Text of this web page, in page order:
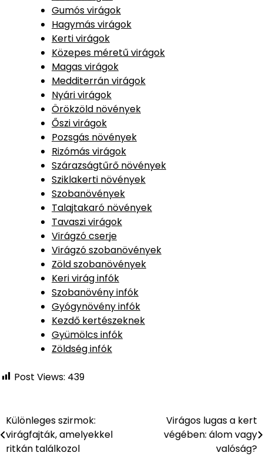
Gumós virágok
Hagymás virágok
Kerti virágok
Közepes méretű virágok
Magas virágok
Medditerrán virágok
Nyári virágok
Örökzöld növények
Őszi virágok
Pozsgás növények
Rizómás virágok
Szárazságtűrő növények
Sziklakerti növények
Szobanövények
Talajtakaró növények
Tavaszi virágok
Virágzó cserje
Virágzó szobanövények
Zöld szobanövények
Keri virág infók
Szobanövény infók
Gyógynövény infók
Kezdő kertészeknek
Gyümölcs infók
Zöldség infók
Post Views: 439
Bejegyzés
navigáció
Különleges szirmok:
virágfajták, amelyekkel
ritkán találkozol
Virágos lugas a kert
végében: álom vagy
valóság?